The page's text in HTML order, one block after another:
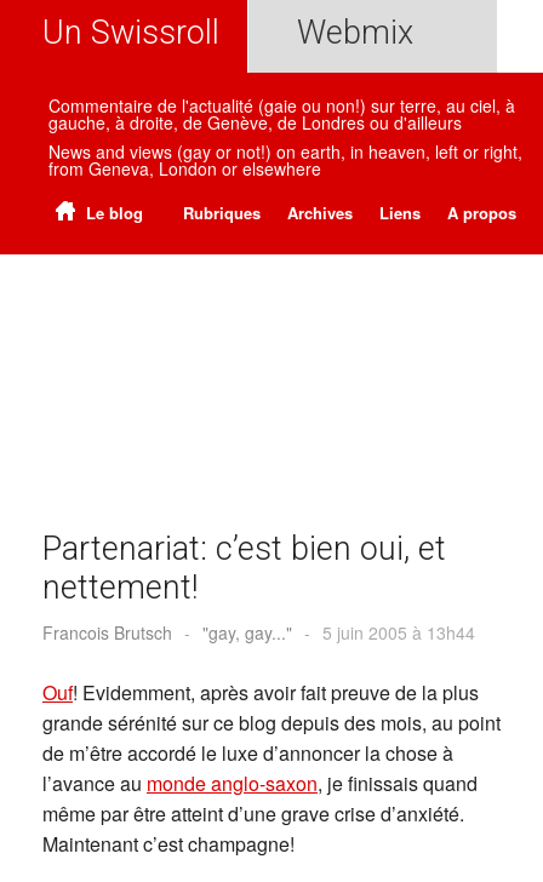
Un Swissroll Webmix
Commentaire de l'actualité (gaie ou non!) sur terre, au ciel, à
gauche, à droite, de Genève, de Londres ou d'ailleurs
News and views (gay or not!) on earth, in heaven, left or right,
from Geneva, London or elsewhere
Le blog Rubriques Archives Liens A propos
Partenariat: c’est bien oui, et
nettement!
Francois Brutsch - "gay, gay..." - 5 juin 2005 à 13h44
Ouf! Evidemment, après avoir fait preuve de la plus
grande sérénité sur ce blog depuis des mois, au point
de m’être accordé le luxe d’annoncer la chose à
l’avance au monde anglo-saxon, je finissais quand
même par être atteint d’une grave crise d’anxiété.
Maintenant c’est champagne!